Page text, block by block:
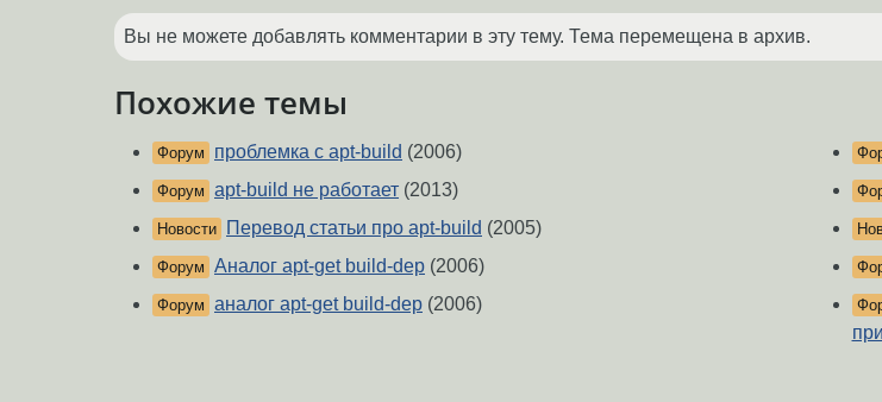
Вы не можете добавлять комментарии в эту тему. Тема перемещена в архив.
Похожие темы
Форум проблемка с apt-build (2006)
Форум apt-build не работает (2013)
Новости Перевод статьи про apt-build (2005)
Форум Аналог apt-get build-dep (2006)
Форум аналог apt-get build-dep (2006)